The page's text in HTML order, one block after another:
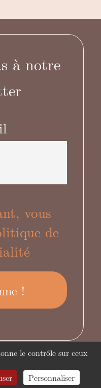
à notre
vous
de
le contrôle sur ceux
Personnaliser